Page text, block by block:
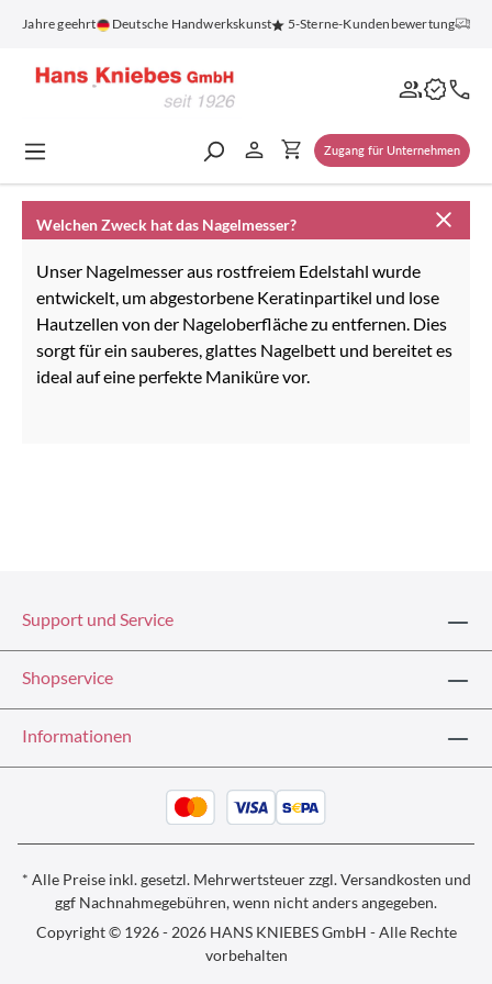
springen
Jahre geehrt Deutsche Handwerkskunst 5-Sterne-Kundenbewertung
Zugang für Unternehmen
Welchen Zweck hat das Nagelmesser?
Unser Nagelmesser aus rostfreiem Edelstahl wurde
entwickelt, um abgestorbene Keratinpartikel und lose
Hautzellen von der Nageloberfläche zu entfernen. Dies
sorgt für ein sauberes, glattes Nagelbett und bereitet es
ideal auf eine perfekte Maniküre vor.
Support und Service
Shopservice
Informationen
* Alle Preise inkl. gesetzl. Mehrwertsteuer zzgl.Versandkosten und
ggf Nachnahmegebühren, wenn nicht anders angegeben.
Copyright © 1926 - 2026 HANS KNIEBES GmbH - Alle Rechte
vorbehalten